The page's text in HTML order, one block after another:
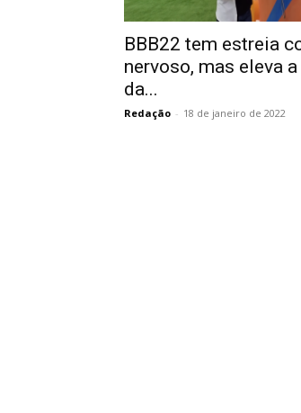
BBB22 tem estreia
nervoso, mas eleva
da...
Redação - 18 de janeiro de 2022